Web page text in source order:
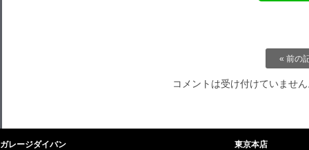
« 前の
コメントは受け付けていませ
ガレージダイバン 東京本店